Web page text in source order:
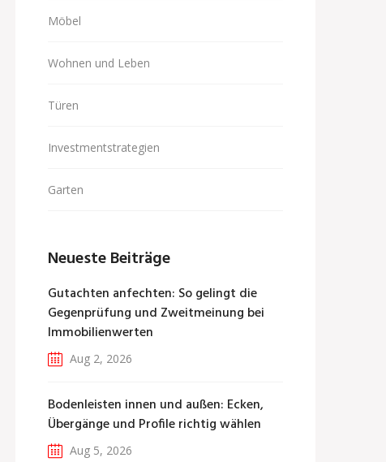
Möbel
Wohnen und Leben
Türen
Investmentstrategien
Garten
Neueste Beiträge
Gutachten anfechten: So gelingt die
Gegenprüfung und Zweitmeinung bei
Immobilienwerten
Aug 2, 2026
Bodenleisten innen und außen: Ecken,
Übergänge und Profile richtig wählen
Aug 5, 2026